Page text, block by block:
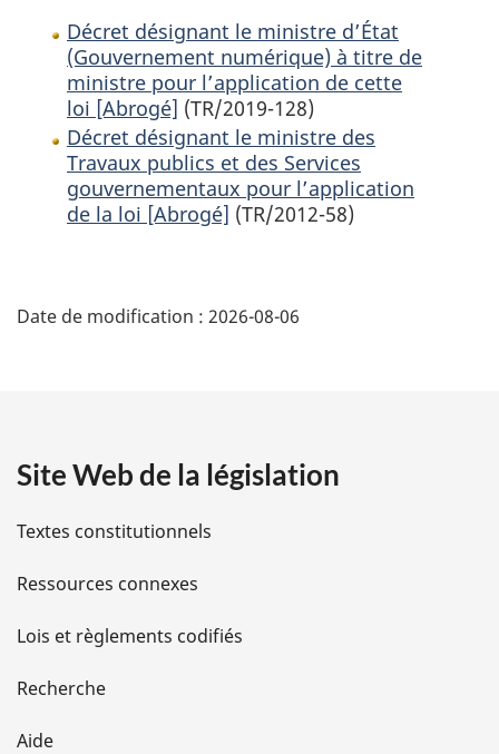
Décret désignant le ministre d’État
(Gouvernement numérique) à titre de
ministre pour l’application de cette
loi [Abrogé] (TR/2019-128)
Décret désignant le ministre des
Travaux publics et des Services
gouvernementaux pour l’application
de la loi [Abrogé] (TR/2012-58)
é
i
l
s
d
e
l
Date de modification : 2026-08-06
Site Web de la législation
Textes constitutionnels
Ressources connexes
Lois et règlements codifiés
Recherche
Aide